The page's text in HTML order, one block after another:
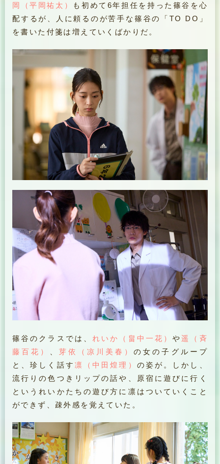
岡（平岡祐太）
も初めて6年担任を持った篠谷を心
配するが、人に頼るのが苦手な篠谷の「TO DO」
を書いた付箋は増えていくばかりだ。
篠谷のクラスでは、 れいか（畠中一花）や遥（斉
藤百花）
、芽依（凉川美春）の女の子グループ
と、珍しく話す 凛（中田煌理） の姿が。しかし、
流行りの色つきリップの話や、原宿に遊びに行く
というれいかたちの遊び方に凛はついていくこと
ができず、疎外感を覚えていた。